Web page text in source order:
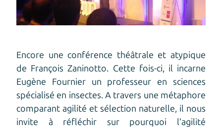
Encore une conférence théâtrale et atypique
de François Zaninotto. Cette fois-ci, il incarne
Eugène Fournier un professeur en sciences
spécialisé en insectes. A travers une métaphore
comparant agilité et sélection naturelle, il nous
invite à réfléchir sur pourquoi l’agilité